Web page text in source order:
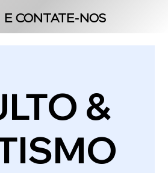
E CONTATE-NOS
E CONTATE-NOS
&